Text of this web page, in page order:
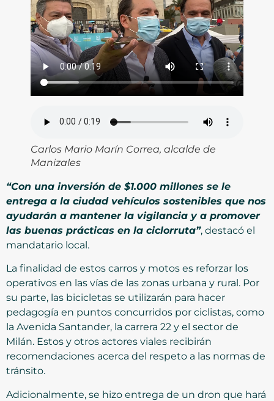
Carlos Mario Marín Correa, alcalde de
Manizales
“Con una inversión de $1.000 millones se le
entrega a la ciudad vehículos sostenibles que nos
ayudarán a mantener la vigilancia y a promover
las buenas prácticas en la ciclorruta”, destacó el
mandatario local.
La finalidad de estos carros y motos es reforzar los
operativos en las vías de las zonas urbana y rural. Por
su parte, las bicicletas se utilizarán para hacer
pedagogía en puntos concurridos por ciclistas, como
la Avenida Santander, la carrera 22 y el sector de
Milán. Estos y otros actores viales recibirán
recomendaciones acerca del respeto a las normas de
tránsito.
Adicionalmente, se hizo entrega de un dron que hará